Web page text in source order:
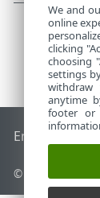
End of Life
© 1992 - 2026
We and
online
clicking
choosing
settings
withdraw
anytime
footer or